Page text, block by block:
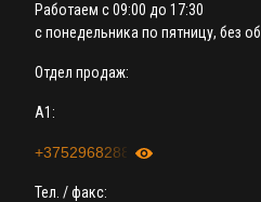
Работаем с 09:00 до 17:30
с понедельника по пятницу, без
Отдел продаж:
A1:
+375296828889
Тел. / факс: